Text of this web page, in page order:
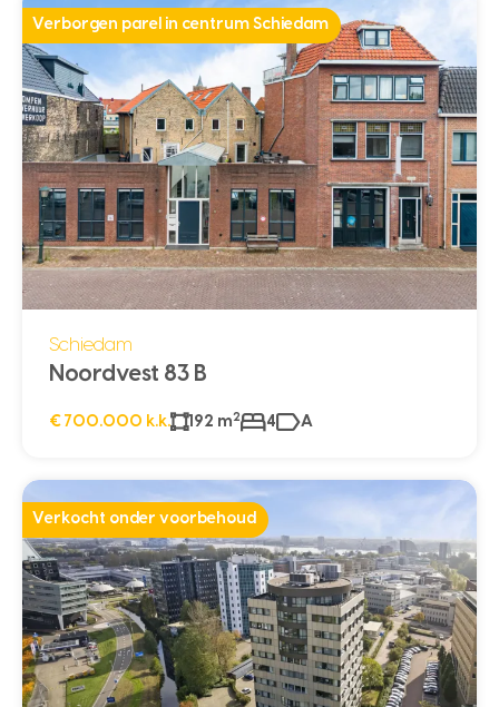
Verborgen parel in centrum Schiedam
Schiedam
Noordvest 83 B
€ 700.000 k.k. 192 m2 4 A
Verkocht onder voorbehoud